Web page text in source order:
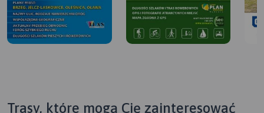
Trasy, które mogą Cię zainteresować